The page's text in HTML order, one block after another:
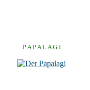
P A P A L A G I